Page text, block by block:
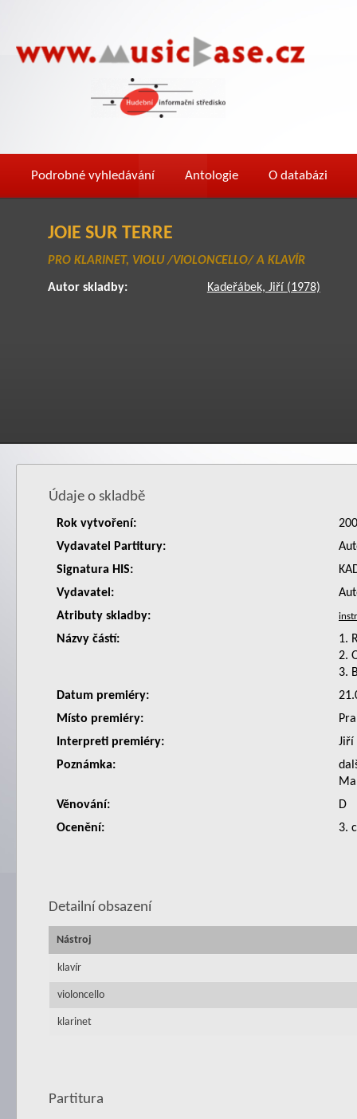
Podrobné vyhledávání Antologie O databázi
JOIE SUR TERRE
PRO KLARINET, VIOLU /VIOLONCELLO/ A KLAVÍR
Autor skladby: Kadeřábek, Jiří (1978)
Údaje o skladbě
Rok vytvoření:
Vydavatel Partitury:
Signatura HIS:
Vydavatel:
Atributy skladby:
Názvy částí:
1.
2.
3.
Datum premiéry:
Místo premiéry:
Interpreti premiéry:
Jiří
Poznámka:
Věnování:
D
Ocenění:
3.
Detailní obsazení
Nástroj
klavír
violoncello
klarinet
Partitura